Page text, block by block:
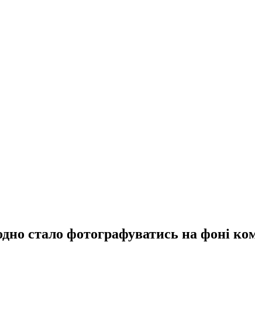
стало фотографуватись на фоні